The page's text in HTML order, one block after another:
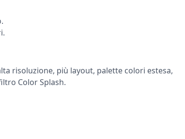
risoluzione, più layout, palette colori estesa,
Color Splash.